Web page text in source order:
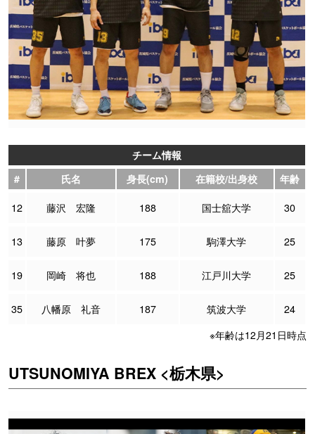
チーム情報
#
氏名 身長(cm) 在籍校/出身校 年齢
12 藤沢 宏隆 188 国士舘大学 30
13 藤原 叶夢 175 駒澤大学 25
19 岡崎 将也 188 江戸川大学 25
35 八幡原 礼音 187 筑波大学
24
※年齢は12月21日時点
UTSUNOMIYA BREX <栃木県>